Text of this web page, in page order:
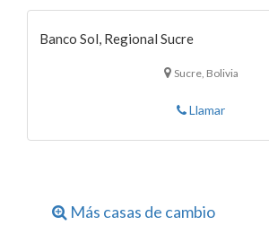
Banco Sol, Regional Sucre
Sucre, Bolivia
Llamar
Más casas de cambio